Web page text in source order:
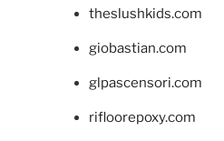
theslushkids.com
giobastian.com
glpascensori.com
rifloorepoxy.com